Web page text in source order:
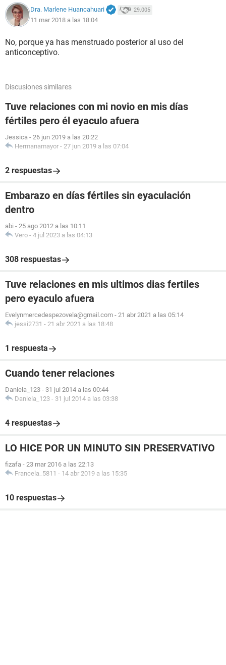
Dra. Marlene Huancahuari 29.005
11 mar 2018 a las 18:04
No, porque ya has menstruado posterior al uso del
anticonceptivo.
Discusiones similares
Tuve relaciones con mi novio en mis días
fértiles pero él eyaculo afuera
Jessica - 26 jun 2019 a las 20:22
Hermanamayor - 27 jun 2019 a las 07:04
2 respuestas
Embarazo en días fértiles sin eyaculación
dentro
abi - 25 ago 2012 a las 10:11
Vero - 4 jul 2023 a las 04:13
308 respuestas
Tuve relaciones en mis ultimos dias fertiles
pero eyaculo afuera
Evelynmercedespezovela@gmail.com - 21 abr 2021 a las 05:14
jessi2731 - 21 abr 2021 a las 18:48
1 respuesta
Cuando tener relaciones
Daniela_123 - 31 jul 2014 a las 00:44
Daniela_123 - 31 jul 2014 a las 03:38
4 respuestas
LO HICE POR UN MINUTO SIN PRESERVATIVO
fizafa - 23 mar 2016 a las 22:13
Francela_5811 - 14 abr 2019 a las 15:35
10 respuestas